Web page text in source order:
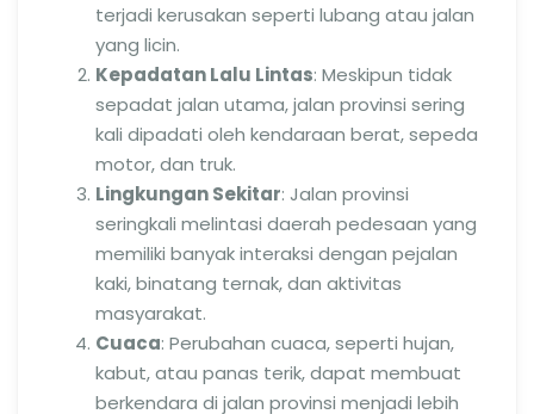
terjadi kerusakan seperti lubang atau jalan
yang licin.
Kepadatan Lalu Lintas: Meskipun tidak
sepadat jalan utama, jalan provinsi sering
kali dipadati oleh kendaraan berat, sepeda
motor, dan truk.
Lingkungan Sekitar: Jalan provinsi
seringkali melintasi daerah pedesaan yang
memiliki banyak interaksi dengan pejalan
kaki, binatang ternak, dan aktivitas
masyarakat.
Cuaca: Perubahan cuaca, seperti hujan,
kabut, atau panas terik, dapat membuat
berkendara di jalan provinsi menjadi lebih